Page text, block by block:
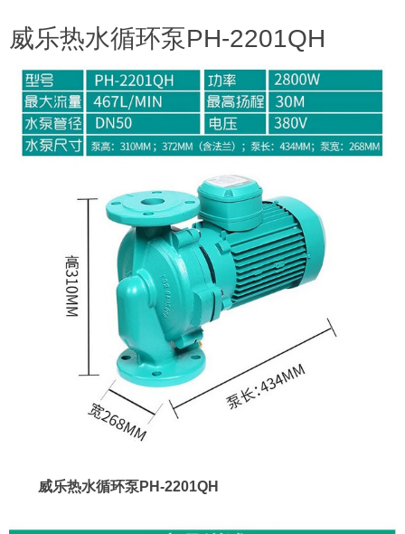
威乐热水循环泵PH-2201QH
威乐热水循环泵PH-2201QH